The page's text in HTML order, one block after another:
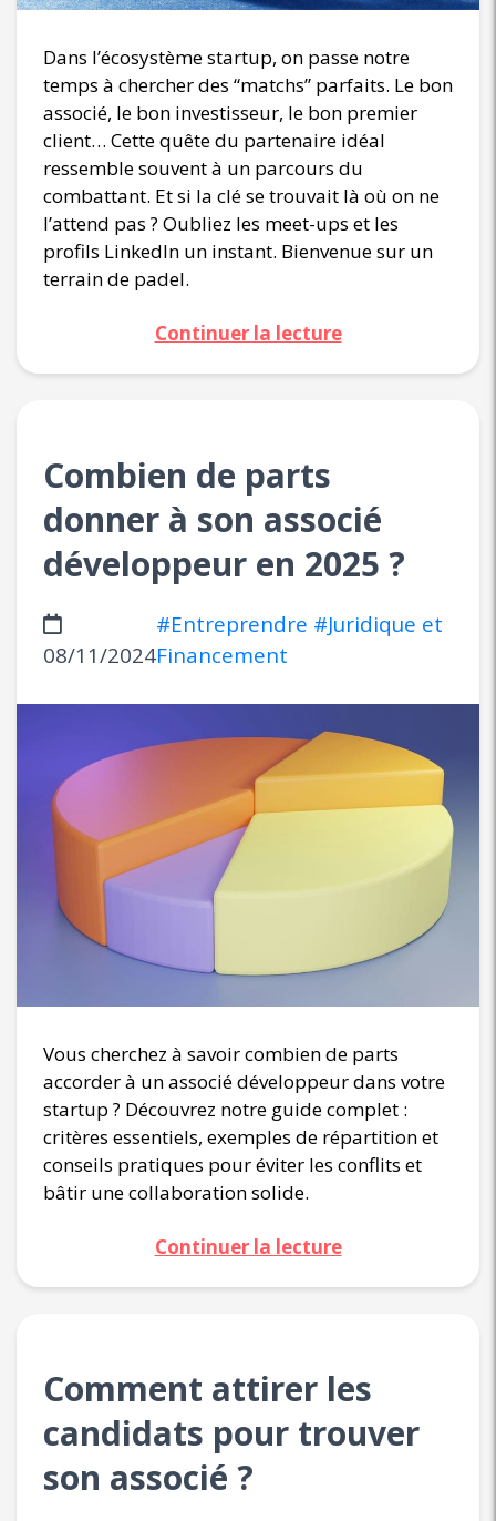
Dans l’écosystème startup, on passe notre
temps à chercher des “matchs” parfaits. Le bon
associé, le bon investisseur, le bon premier
client… Cette quête du partenaire idéal
ressemble souvent à un parcours du
combattant. Et si la clé se trouvait là où on ne
l’attend pas ? Oubliez les meet-ups et les
profils LinkedIn un instant. Bienvenue sur un
terrain de padel.
Continuer la lecture
Combien de parts
donner à son associé
développeur en 2025 ?
08/11/2024
#Entreprendre #Juridique et
Financement
Vous cherchez à savoir combien de parts
accorder à un associé développeur dans votre
startup ? Découvrez notre guide complet :
critères essentiels, exemples de répartition et
conseils pratiques pour éviter les conflits et
bâtir une collaboration solide.
Continuer la lecture
Comment attirer les
candidats pour trouver
son associé ?